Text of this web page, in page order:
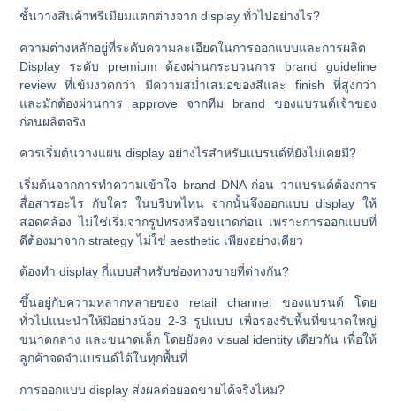
ชั้นวางสินค้าพรีเมียมแตกต่างจาก display ทั่วไปอย่างไร?
ความต่างหลักอยู่ที่ระดับความละเอียดในการออกแบบและการผลิต
Display ระดับ premium ต้องผ่านกระบวนการ brand guideline
review ที่เข้มงวดกว่า มีความสม่ำเสมอของสีและ finish ที่สูงกว่า
และมักต้องผ่านการ approve จากทีม brand ของแบรนด์เจ้าของ
ก่อนผลิตจริง
ควรเริ่มต้นวางแผน display อย่างไรสำหรับแบรนด์ที่ยังไม่เคยมี?
เริ่มต้นจากการทำความเข้าใจ brand DNA ก่อน ว่าแบรนด์ต้องการ
สื่อสารอะไร กับใคร ในบริบทไหน จากนั้นจึงออกแบบ display ให้
สอดคล้อง ไม่ใช่เริ่มจากรูปทรงหรือขนาดก่อน เพราะการออกแบบที่
ดีต้องมาจาก strategy ไม่ใช่ aesthetic เพียงอย่างเดียว
ต้องทำ display กี่แบบสำหรับช่องทางขายที่ต่างกัน?
ขึ้นอยู่กับความหลากหลายของ retail channel ของแบรนด์ โดย
ทั่วไปแนะนำให้มีอย่างน้อย 2-3 รูปแบบ เพื่อรองรับพื้นที่ขนาดใหญ่
ขนาดกลาง และขนาดเล็ก โดยยังคง visual identity เดียวกัน เพื่อให้
ลูกค้าจดจำแบรนด์ได้ในทุกพื้นที่
การออกแบบ display ส่งผลต่อยอดขายได้จริงไหม?